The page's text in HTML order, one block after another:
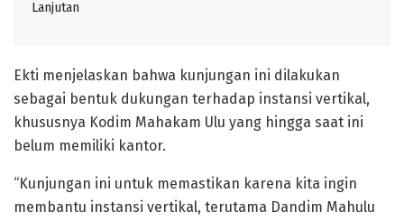
Lanjutan
Ekti menjelaskan bahwa kunjungan ini dilakukan
sebagai bentuk dukungan terhadap instansi vertikal,
khususnya Kodim Mahakam Ulu yang hingga saat ini
belum memiliki kantor.
“Kunjungan ini untuk memastikan karena kita ingin
membantu instansi vertikal, terutama Dandim Mahulu